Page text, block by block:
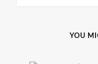
YOU